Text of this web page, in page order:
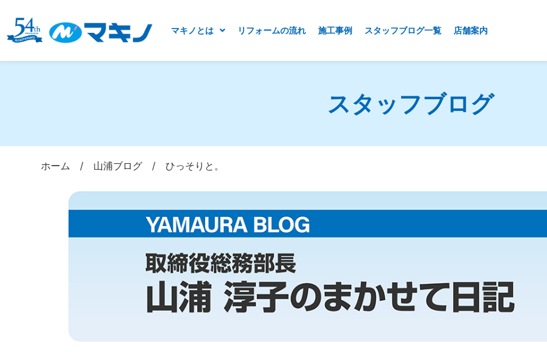
マキノとは リフォームの流れ 施工事例 スタッフブログ一覧 店舗案内
スタッフブログ
ホーム / 山浦ブログ / ひっそりと。